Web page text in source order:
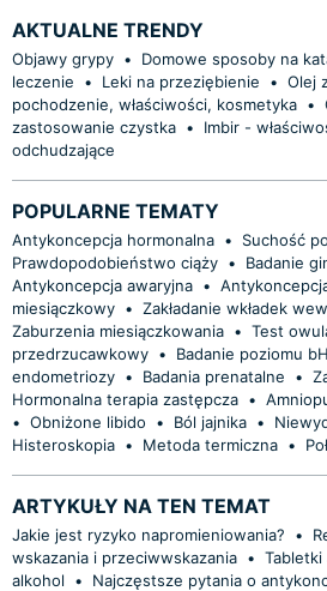
AKTUALNE TRENDY
Objawy grypy • Domowe sposoby na
leczenie
• Leki na przeziębienie • Olej
pochodzenie, właściwości, kosmetyka •
zastosowanie czystka •
Imbir -
odchudzające
POPULARNE TEMATY
Antykoncepcja hormonalna • Suchość
Prawdopodobieństwo ciąży • Badanie
Antykoncepcja awaryjna •
miesiączkowy • Zakładanie wkładek
Zaburzenia miesiączkowania • Test
przedrzucawkowy • Badanie poziomu
endometriozy • Badania prenatalne •
Hormonalna terapia zastępcza •
• Obniżone libido • Ból jajnika •
Histeroskopia • Metoda termiczna •
ARTYKUŁY NA TEN TEMAT
Jakie jest ryzyko napromieniowania? •
wskazania i przeciwwskazania •
alkohol
•
Najczęstsze pytania o